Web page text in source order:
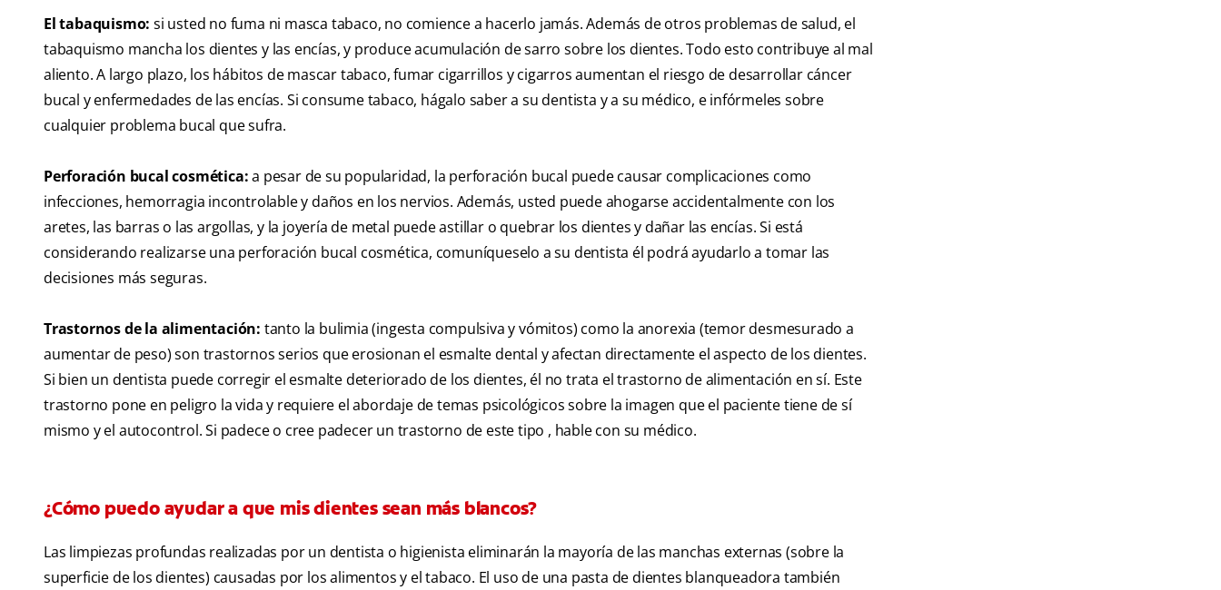
El tabaquismo: si usted no fuma ni masca tabaco, no comience a hacerlo jamás. Además de otros problemas de salud, el
tabaquismo mancha los dientes y las encías, y produce acumulación de sarro sobre los dientes. Todo esto contribuye al mal
aliento. A largo plazo, los hábitos de mascar tabaco, fumar cigarrillos y cigarros aumentan el riesgo de desarrollar cáncer
bucal y enfermedades de las encías. Si consume tabaco, hágalo saber a su dentista y a su médico, e infórmeles sobre
cualquier problema bucal que sufra.
Perforación bucal cosmética:a pesar de su popularidad, la perforación bucal puede causar complicaciones como
infecciones, hemorragia incontrolable y daños en los nervios. Además, usted puede ahogarse accidentalmente con los
aretes, las barras o las argollas, y la joyería de metal puede astillar o quebrar los dientes y dañar las encías. Si está
considerando realizarse una perforación bucal cosmética, comuníqueselo a su dentista él podrá ayudarlo a tomar las
decisiones más seguras.
Trastornos de la alimentación: tanto la bulimia (ingesta compulsiva y vómitos) como la anorexia (temor desmesurado a
aumentar de peso) son trastornos serios que erosionan el esmalte dental y afectan directamente el aspecto de los dientes.
Si bien un dentista puede corregir el esmalte deteriorado de los dientes, él no trata el trastorno de alimentación en sí. Este
trastorno pone en peligro la vida y requiere el abordaje de temas psicológicos sobre la imagen que el paciente tiene de sí
mismo y el autocontrol. Si padece o cree padecer un trastorno de este tipo , hable con su médico.
¿Cómo puedo ayudar a que mis dientes sean más blancos?
Las limpiezas profundas realizadas por un dentista o higienista eliminarán la mayoría de las manchas externas (sobre la
superficie de los dientes) causadas por los alimentos y el tabaco. El uso de una pasta de dientes blanqueadora también